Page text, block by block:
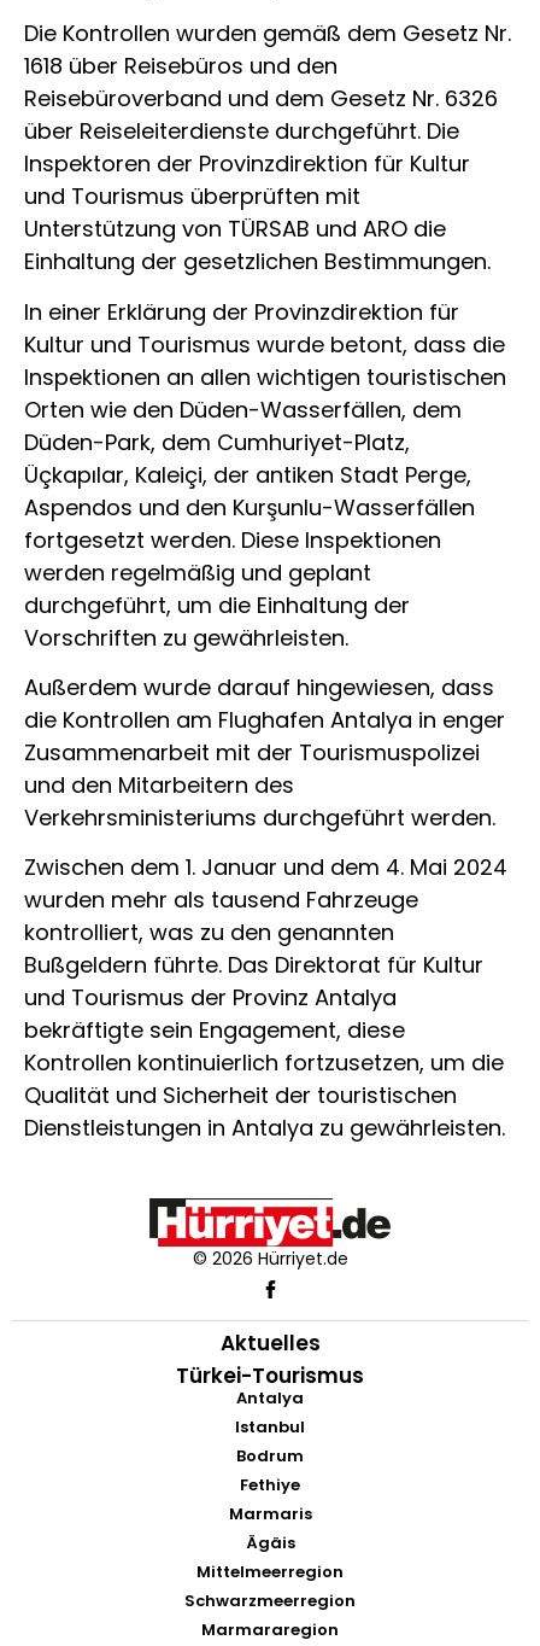
Die Kontrollen wurden gemäß dem Gesetz Nr.
1618 über Reisebüros und den
Reisebüroverband und dem Gesetz Nr. 6326
über Reiseleiterdienste durchgeführt. Die
Inspektoren der Provinzdirektion für Kultur
und Tourismus überprüften mit
Unterstützung von TÜRSAB und ARO die
Einhaltung der gesetzlichen Bestimmungen.
In einer Erklärung der Provinzdirektion für
Kultur und Tourismus wurde betont, dass die
Inspektionen an allen wichtigen touristischen
Orten wie den Düden-Wasserfällen, dem
Düden-Park, dem Cumhuriyet-Platz,
Üçkapılar, Kaleiçi, der antiken Stadt Perge,
Aspendos und den Kurşunlu-Wasserfällen
fortgesetzt werden. Diese Inspektionen
werden regelmäßig und geplant
durchgeführt, um die Einhaltung der
Vorschriften zu gewährleisten.
Außerdem wurde darauf hingewiesen, dass
die Kontrollen am Flughafen Antalya in enger
Zusammenarbeit mit der Tourismuspolizei
und den Mitarbeitern des
Verkehrsministeriums durchgeführt werden.
Zwischen dem 1. Januar und dem 4. Mai 2024
wurden mehr als tausend Fahrzeuge
kontrolliert, was zu den genannten
Bußgeldern führte. Das Direktorat für Kultur
und Tourismus der Provinz Antalya
bekräftigte sein Engagement, diese
Kontrollen kontinuierlich fortzusetzen, um die
Qualität und Sicherheit der touristischen
Dienstleistungen in Antalya zu gewährleisten.
© 2026 Hürriyet.de
Aktuelles
Türkei-Tourismus
Antalya
Istanbul
Bodrum
Fethiye
Marmaris
Ägäis
Mittelmeerregion
Schwarzmeerregion
Marmararegion